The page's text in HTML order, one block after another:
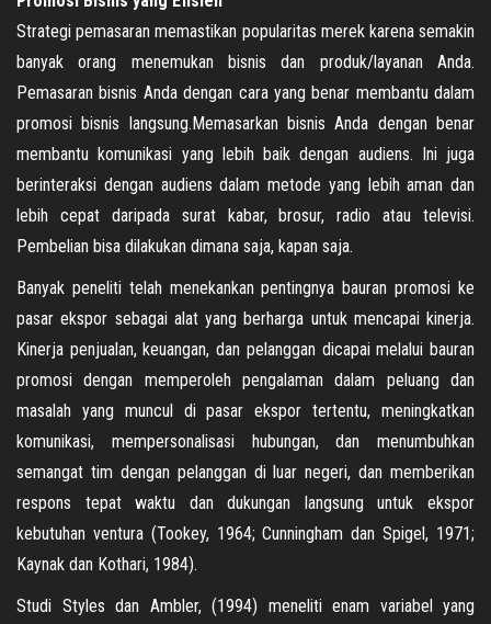
Strategi pemasaran memastikan popularitas merek karena semakin
banyak orang menemukan bisnis dan produk/layanan Anda.
Pemasaran bisnis Anda dengan cara yang benar membantu dalam
promosi bisnis langsung.Memasarkan bisnis Anda dengan benar
membantu komunikasi yang lebih baik dengan audiens. Ini juga
berinteraksi dengan audiens dalam metode yang lebih aman dan
lebih cepat daripada surat kabar, brosur, radio atau televisi.
Pembelian bisa dilakukan dimana saja, kapan saja.
Banyak peneliti telah menekankan pentingnya bauran promosi ke
pasar ekspor sebagai alat yang berharga untuk mencapai kinerja.
Kinerja penjualan, keuangan, dan pelanggan dicapai melalui bauran
promosi dengan memperoleh pengalaman dalam peluang dan
masalah yang muncul di pasar ekspor tertentu, meningkatkan
komunikasi, mempersonalisasi hubungan, dan menumbuhkan
semangat tim dengan pelanggan di luar negeri, dan memberikan
respons tepat waktu dan dukungan langsung untuk ekspor
kebutuhan ventura (Tookey, 1964; Cunningham dan Spigel, 1971;
Kaynak dan Kothari, 1984).
Studi Styles dan Ambler, (1994) meneliti enam variabel yang